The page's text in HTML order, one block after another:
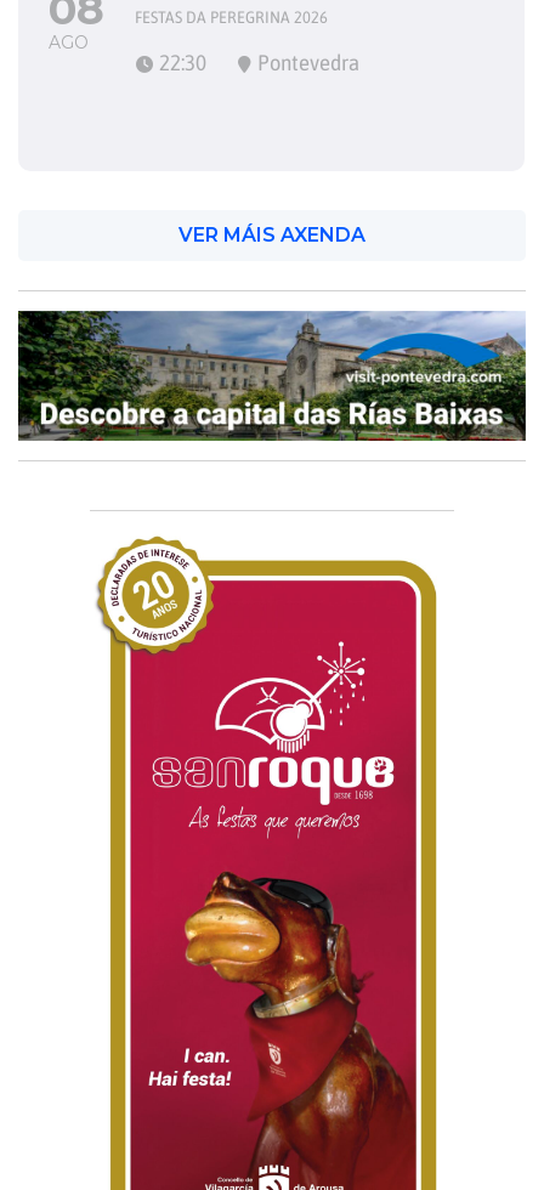
AGO
FESTAS DA PEREGRINA 2026
22:30 Pontevedra
VER MÁIS AXENDA